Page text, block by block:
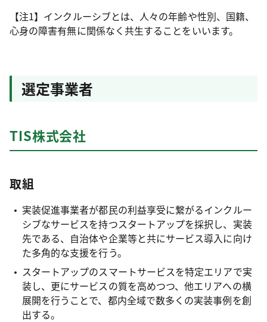
【注1】インクルーシブとは、人々の年齢や性別、国籍、
心身の障害有無に関係なく共生することをいいます。
選定事業者
TIS株式会社
取組
実装促進事業者が都民の利益享受に繋がるインクルー
シブなサービスを持つスタートアップを採択し、実装
先である、自治体や企業等と共にサービス導入に向け
た多角的な支援を行う。
スタートアップのスマートサービスを特定エリアで実
装し、更にサービスの質を高めつつ、他エリアへの横
展開を行うことで、都内全域で数多くの実装事例を創
出する。